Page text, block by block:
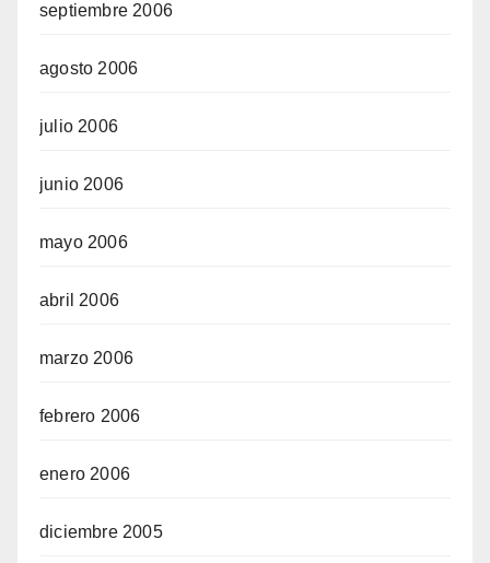
septiembre 2006
agosto 2006
julio 2006
junio 2006
mayo 2006
abril 2006
marzo 2006
febrero 2006
enero 2006
diciembre 2005